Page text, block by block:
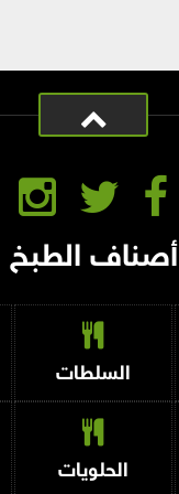
أصناف الطبخ
السلطات
الحلويات